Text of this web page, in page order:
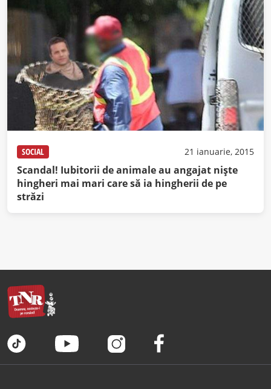
SOCIAL 21 ianuarie, 2015
Scandal! Iubitorii de animale au angajat nişte
hingheri mai mari care să ia hingherii de pe
străzi